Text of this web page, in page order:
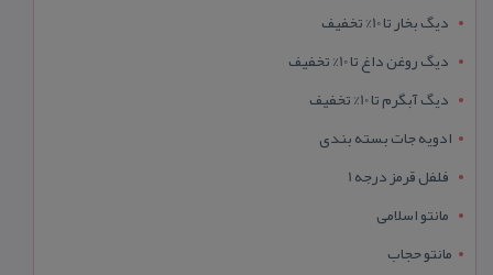
دیگ بخار تا 10% تخفیف
دیگ روغن داغ تا 10% تخفیف
دیگ آبگرم تا 10% تخفیف
ادویه جات بسته بندی
فلفل قرمز درجه 1
مانتو اسلامی
مانتو حجاب